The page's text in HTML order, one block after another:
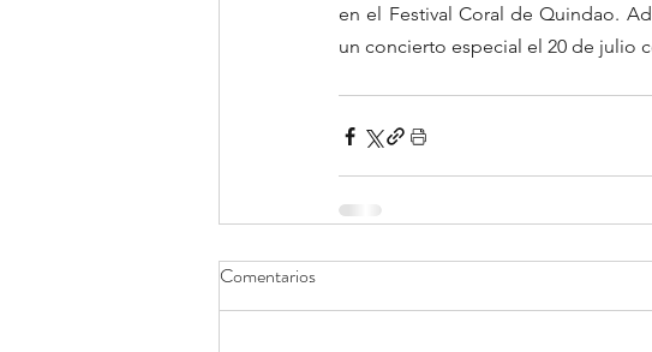
en el Festival Coral de Quindao.
un concierto especial el 20 de julio
Comentarios